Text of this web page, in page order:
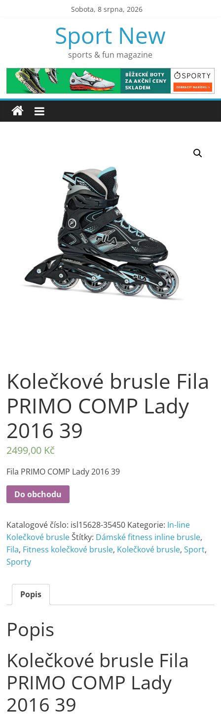
Sobota, 8 srpna, 2026
Sport New
sports & fun magazine
Kolečkové brusle Fila
PRIMO COMP Lady
2016 39
2499,00 Kč
Fila PRIMO COMP Lady 2016 39
Do obchodu
Katalogové číslo: isl15628-35450 Kategorie: In-line
Kolečkové brusle Štítky: Dámské fitness inline brusle,
Fila, Fitness kolečkové brusle, Kolečkové brusle,Sport,
Sporty
Popis
Popis
Kolečkové brusle Fila
PRIMO COMP Lady
2016 39